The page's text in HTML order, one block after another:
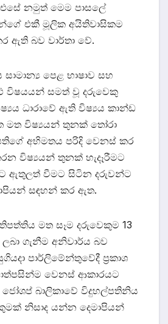
නමුත් මෙම පාසලේ
එකී මූලික අයිතිවාසිකම
ඇති බව වාර්තා වේ.
පෙළ භාෂාව සහ
විෂයයන් සමත් වූ දරුවෙකු
ධාරාවේ ඇති විෂ්‍යය කාන්ඩ
මත විෂ්‍යයන් තුනක් තෝරා
අභිමතය පරිදි වෙනස් කර
විෂ්‍යයන් තුනක් හැදෑරීමට
ඇතුලත් වීමට සිටින දරුවන්ට
සඳහන් කර ඇත.
මත සෑම දරුවෙකුම 13
ගැනීම අනිවාර්ය බව
පාර්ලිමේන්තුවේදී ප්‍රකාශ
වෙනස් ආකාරයට
බාලිකාවේ විදුහල්පතිනිය
නිසාද යන්න දෙමාපියන්